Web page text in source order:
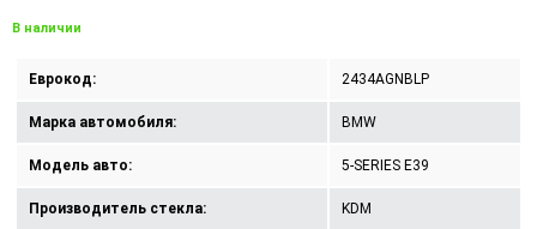
В наличии
Еврокод: 2434AGNBLP
Марка автомобиля: BMW
Модель авто: 5-SERIES E39
Производитель стекла: KDM
РЕМОНТ
ДОП. УСЛУГИ
ВОПРОС-ОТВЕТ